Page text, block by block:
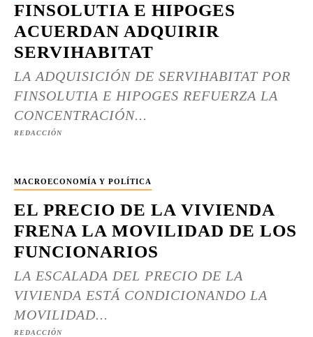
FINSOLUTIA E HIPOGES
ACUERDAN ADQUIRIR
SERVIHABITAT
LA ADQUISICIÓN DE SERVIHABITAT POR
FINSOLUTIA E HIPOGES REFUERZA LA
CONCENTRACIÓN...
REDACCIÓN
MACROECONOMÍA Y POLÍTICA
EL PRECIO DE LA VIVIENDA
FRENA LA MOVILIDAD DE LOS
FUNCIONARIOS
LA ESCALADA DEL PRECIO DE LA
VIVIENDA ESTÁ CONDICIONANDO LA
MOVILIDAD...
REDACCIÓN